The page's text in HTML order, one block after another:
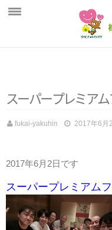
商品一覧
スーパープレミアム
fukai-yakuhin 2017年6月
2017年6月2日です
スーパープレミアム